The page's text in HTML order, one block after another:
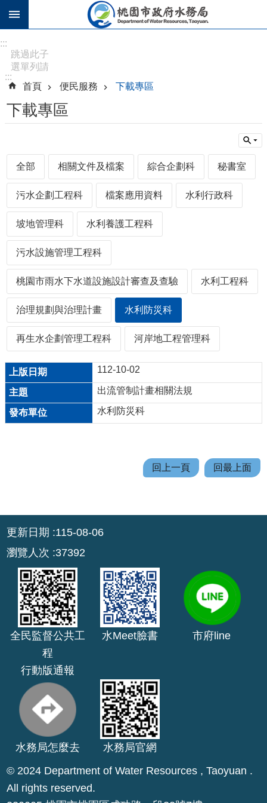
跳到主要內容區塊
階
搜
尋
息
公
告
認
識
水
務
機
關
通
訊
錄
務
資
訊
便
訊
公
範
下
水
:::
跳過此子
選單列請
[Enter]，
繼續則按
[Tab]
:::
首頁
便民服務 下載專區
下載專區
全部 相關文件及檔案 綜合企劃科 秘書室
污水企劃工程科 檔案應用資料 水利行政科
坡地管理科 水利養護工程科
污水設施管理工程科
桃園市雨水下水道設施設計審查及查驗 水利工程科
治理規劃與治理計畫 水利防災科
再生水企劃管理工程科 河岸地工程管理科
112-10-02
出流管制計畫相關法規
水利防災科
回上一頁 回最上面
更新日期
115-08-06
瀏覽人次
37392
全民監督公共工
程
行動版通報
水Meet臉書 市府line
水務局怎麼去
水務局官網
© 2024 Department of Water Resources , Taoyuan .
All rights reserved.